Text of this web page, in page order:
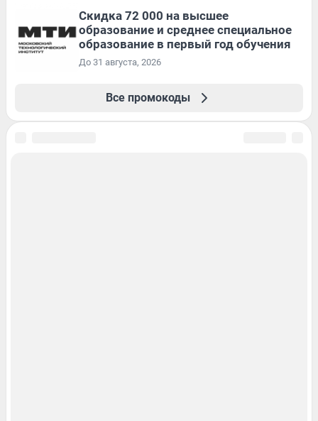
Скидка 72 000 на высшее
образование и среднее специальное
образование в первый год обучения
До 31 августа, 2026
Все промокоды